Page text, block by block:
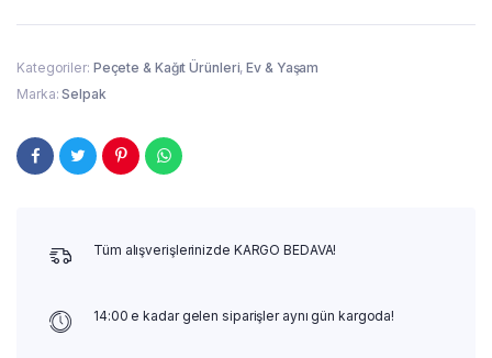
Kategoriler: Peçete & Kağıt Ürünleri,Ev & Yaşam
Marka:Selpak
Tüm alışverişlerinizde KARGO BEDAVA!
14:00 e kadar gelen siparişler aynı gün kargoda!